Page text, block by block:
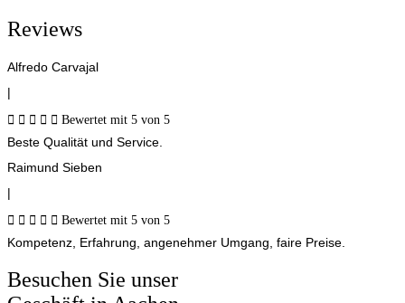
Reviews
Alfredo Carvajal
|
     Bewertet mit 5 von 5
Beste Qualität und Service.
Raimund Sieben
|
     Bewertet mit 5 von 5
Kompetenz, Erfahrung, angenehmer Umgang, faire Preise.
Besuchen Sie unser